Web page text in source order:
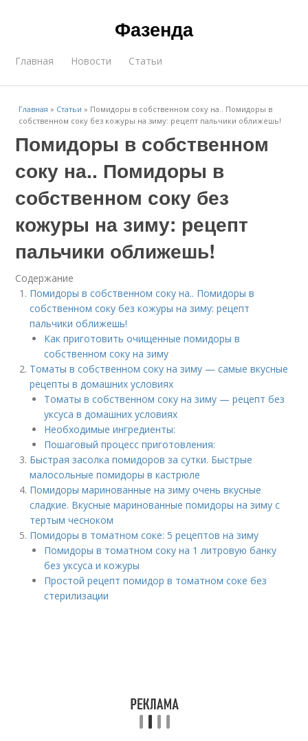
Фазенда
Главная Новости Статьи
Главная » Статьи » Помидоры в собственном соку на.. Помидоры в
собственном соку без кожуры на зиму: рецепт пальчики оближешь!
Помидоры в собственном
соку на.. Помидоры в
собственном соку без
кожуры на зиму: рецепт
пальчики оближешь!
Содержание
Помидоры в собственном соку на.. Помидоры в
собственном соку без кожуры на зиму: рецепт
пальчики оближешь!
Как приготовить очищенные помидоры в
собственном соку на зиму
Томаты в собственном соку на зиму — самые вкусные
рецепты в домашних условиях
Томаты в собственном соку на зиму — рецепт без
уксуса в домашних условиях
Необходимые ингредиенты:
Пошаговый процесс приготовления:
Быстрая засолка помидоров за сутки. Быстрые
малосольные помидоры в кастрюле
Помидоры маринованные на зиму очень вкусные
сладкие. Вкусные маринованные помидоры на зиму с
тертым чесноком
Помидоры в томатном соке: 5 рецептов на зиму
Помидоры в томатном соку на 1 литровую банку
без уксуса и кожуры
Простой рецепт помидор в томатном соке без
стерилизации